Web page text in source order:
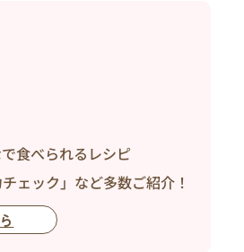
食べられるレシピ
ェック」など多数ご紹介！